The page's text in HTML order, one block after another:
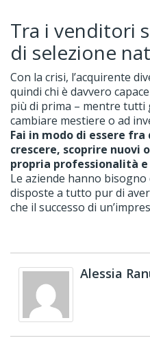
Tra i venditori
di selezione
Con la crisi, l’acquirente
quindi chi è davvero
più di prima – mentre tutti
cambiare mestiere o ad
Fai in modo di essere
crescere, scoprire nuovi
propria professionalità
Le aziende hanno
disposte a tutto pur di
che il successo di
Alessia